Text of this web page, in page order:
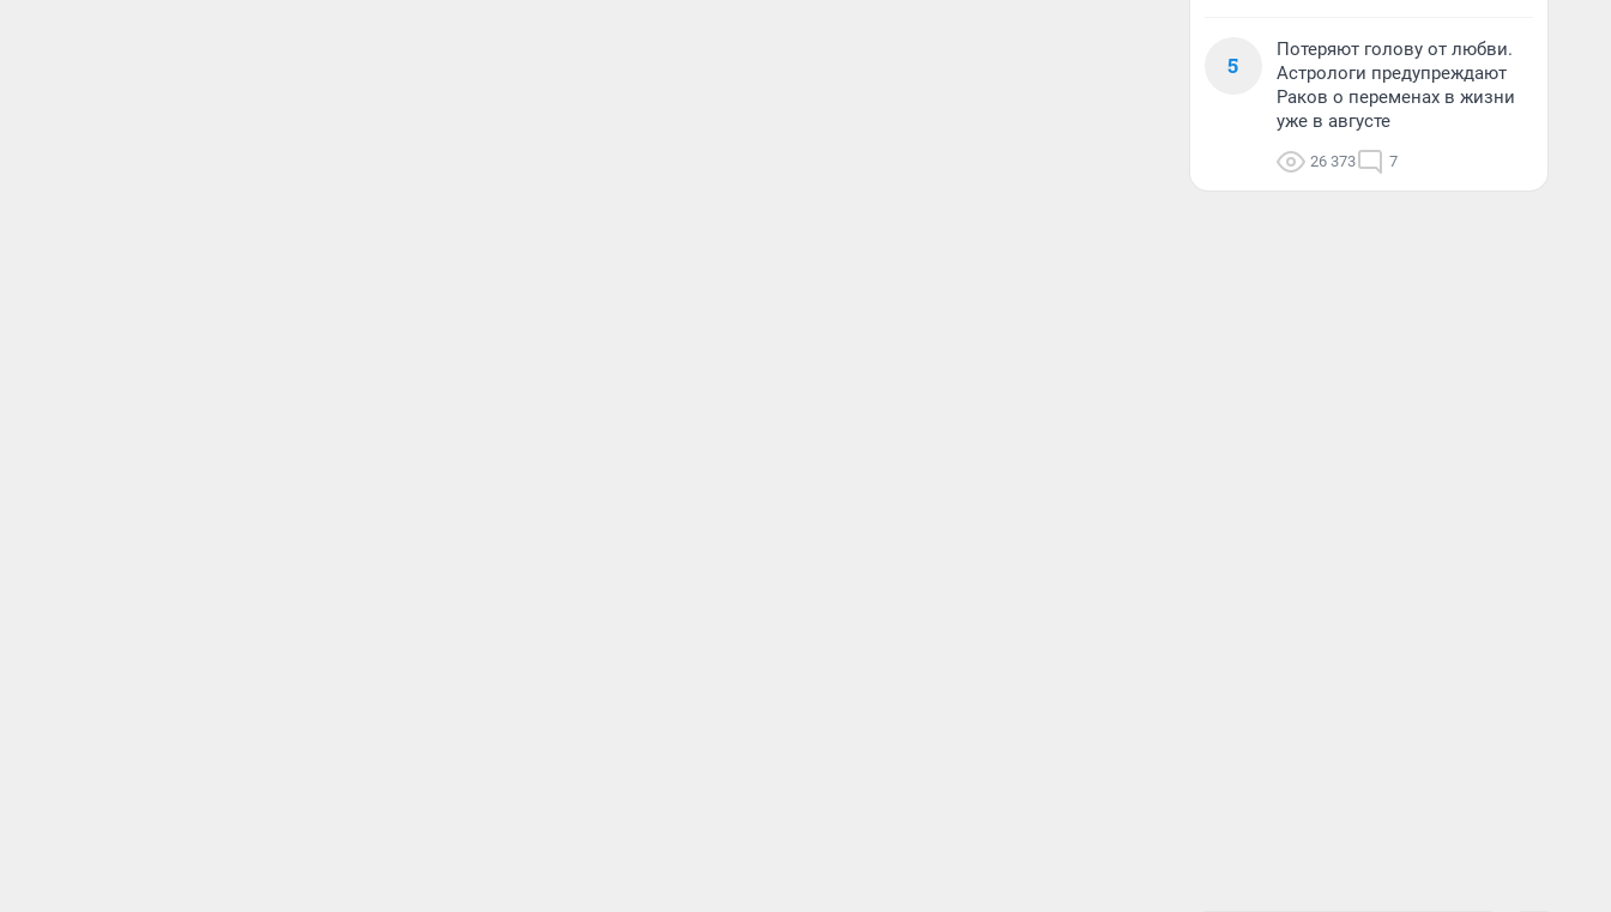
5
Потеряют голову от любви.
Астрологи предупреждают
Раков о переменах в жизни
уже в августе
26 373 7